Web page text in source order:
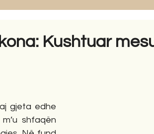
Kushtuar
gjeta edhe
shfaqën